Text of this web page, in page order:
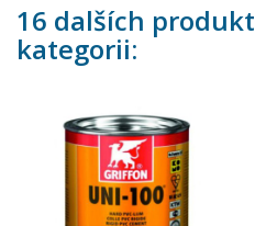
16 dalších
kategorii: